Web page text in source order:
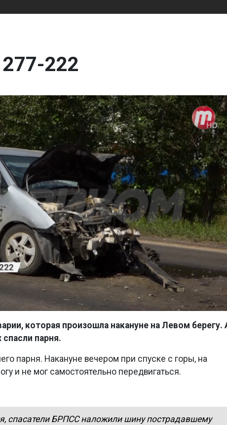
277-222
которая произошла накануне на Левом берегу.
парня.
парня. Накануне вечером при спуске с горы, на
и не мог самостоятельно передвигаться.
спасатели БРПСС наложили шину пострадавшему